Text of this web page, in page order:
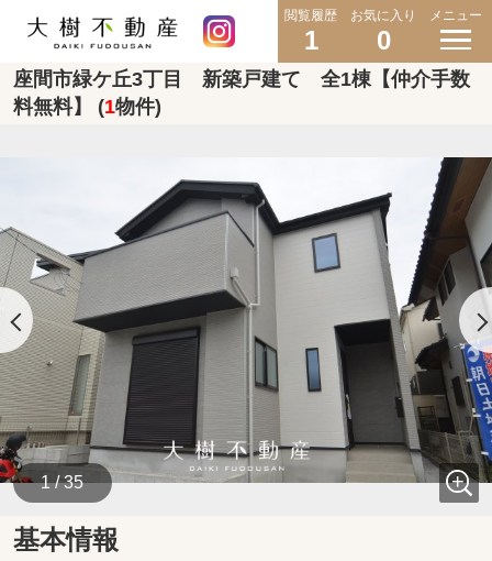
閲覧履歴
1
お気に入り
0
メニュー
座間市緑ケ丘3丁目 新築戸建て 全1棟【仲介手数
料無料】 (1物件)
1 / 35
基本情報